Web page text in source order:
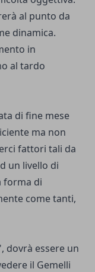
al punto da
dinamica.
in
al tardo
di fine mese
ma non
fattori tali da
un livello di
forma di
come tanti,
dovrà essere un
il Gemelli